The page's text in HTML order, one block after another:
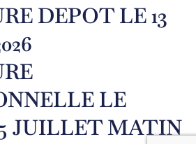
DEPOT LE 13
LE
JUILLET MATIN